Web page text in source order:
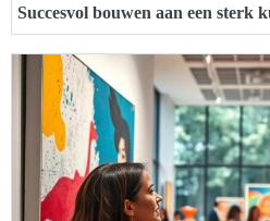
Succesvol bouwen aan een sterk